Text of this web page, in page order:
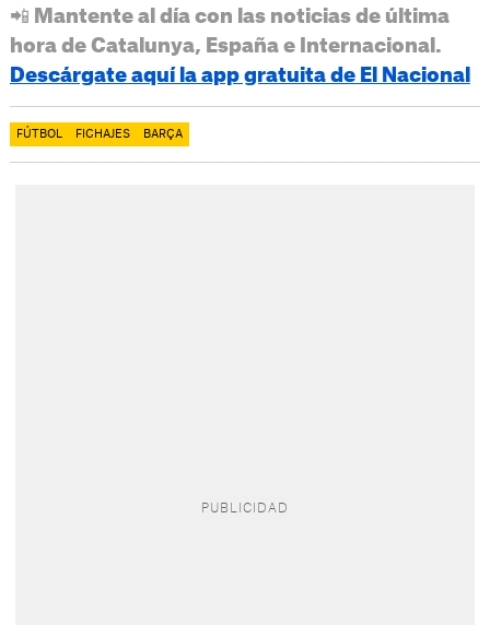
📲 Mantente al día con las noticias de última
hora de Catalunya, España e Internacional.
Descárgate aquí la app gratuita de El Nacional
FÚTBOL FICHAJES BARÇA